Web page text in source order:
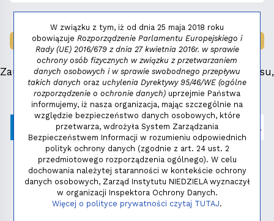
LAUREAT NAGRODY:MAŁY FENIKS 2025
Zauważyłeś błąd, masz propozycje dotyczące serwisu,
napisz:niezbednik@niedziela.pl
Polityka prywatności
Copyright © 2026 - Instytut NIEDZIELA
W związku z tym, iż od dnia 25 maja 2018 roku
obowiązuje Rozporządzenie Parlamentu Europejskiego i
Rady (UE) 2016/679 z dnia 27 kwietnia 2016r. w sprawie
ochrony osób fizycznych w związku z przetwarzaniem
danych osobowych i w sprawie swobodnego przepływu
takich danych oraz uchylenia Dyrektywy 95/46/WE (ogólne
rozporządzenie o ochronie danych) uprzejmie Państwa
informujemy, iż nasza organizacja, mając szczególnie na
względzie bezpieczeństwo danych osobowych, które
przetwarza, wdrożyła System Zarządzania
Bezpieczeństwem Informacji w rozumieniu odpowiednich
polityk ochrony danych (zgodnie z art. 24 ust. 2
przedmiotowego rozporządzenia ogólnego). W celu
dochowania należytej staranności w kontekście ochrony
danych osobowych, Zarząd Instytutu NIEDZIELA wyznaczył
w organizacji Inspektora Ochrony Danych.
Więcej o polityce prywatności czytaj TUTAJ.